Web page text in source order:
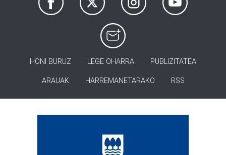
HONI BURUZ LEGE OHARRA PUBLIZITATEA
ARAUAK HARREMANETARAKO RSS